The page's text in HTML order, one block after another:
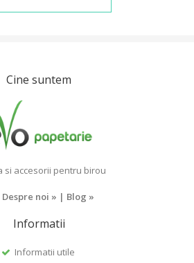
Cine suntem
si accesorii pentru birou
Despre noi » | Blog »
Informatii
Informatii utile